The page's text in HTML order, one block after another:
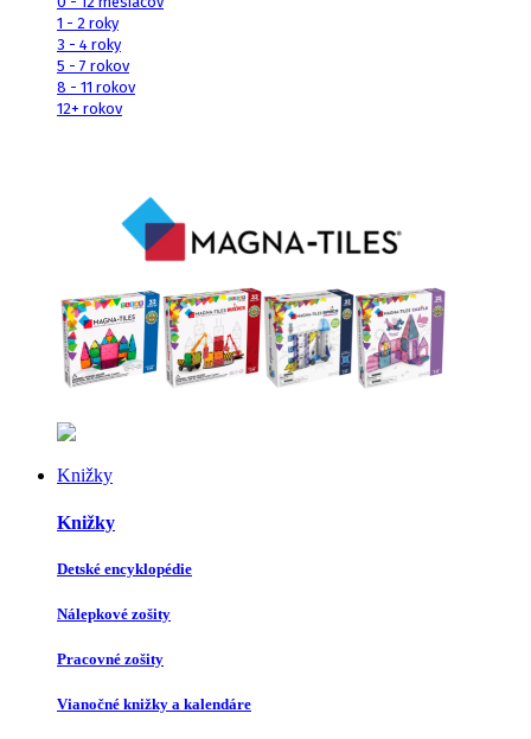
1 - 2 roky
3 - 4 roky
5 - 7 rokov
8 - 11 rokov
12+ rokov
Knižky
Knižky
Detské encyklopédie
Nálepkové zošity
Pracovné zošity
Vianočné knižky a kalendáre